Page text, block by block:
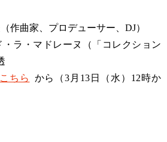
作曲家、プロデューサー、DJ）
・ラ・マドレーヌ（「コレクション
こちら
から（3月13日（水）12時か